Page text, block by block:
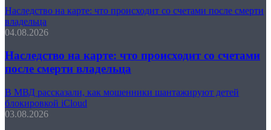
Наследство на карте: что происходит со счетами после смерти
владельца
04.08.2026
Наследство на карте: что происходит со счетами
после смерти владельца
В МВД рассказали, как мошенники шантажируют детей
блокировкой iCloud
03.08.2026